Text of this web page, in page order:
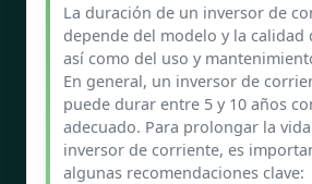
La duración de un inversor de
depende del modelo y la calidad
así como del uso y
En general, un inversor de
puede durar entre 5 y 10 años
adecuado. Para prolongar la
inversor de corriente, es
algunas recomendaciones clave: